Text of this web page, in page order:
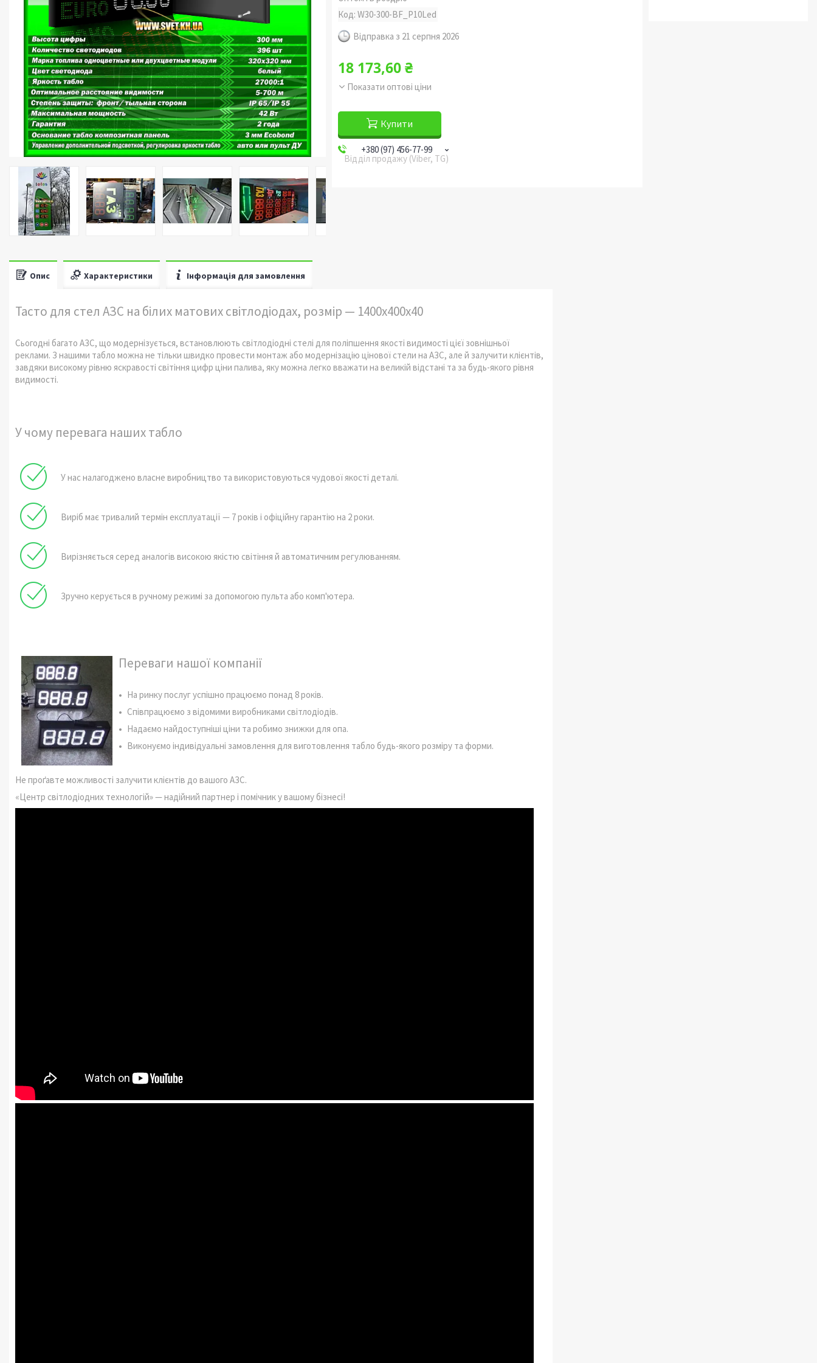
Код:W30-300-BF_P10Led
Відправка з 21 серпня 2026
18 173,60 ₴
Показати оптові ціни
Купити
+380 (97) 456-77-99
Відділ продажу (Viber, TG)
Опис Характеристики Інформація для замовлення
Тасто для стел АЗС на білих матових світлодіодах, розмір — 1400x400x40
Сьогодні багато АЗС, що модернізується, встановлюють світлодіодні стелі для поліпшення якості видимості цієї зовнішньої
реклами. З нашими табло можна не тільки швидко провести монтаж або модернізацію цінової стели на АЗС, але й залучити клієнтів,
завдяки високому рівню яскравості світіння цифр ціни палива, яку можна легко вважати на великій відстані та за будь-якого рівня
видимості.
У чому перевага наших табло
У нас налагоджено власне виробництво та використовуються чудової якості деталі.
Виріб має тривалий термін експлуатації — 7 років і офіційну гарантію на 2 роки.
Вирізняється серед аналогів високою якістю світіння й автоматичним регулюванням.
Зручно керується в ручному режимі за допомогою пульта або комп'ютера.
Переваги нашої компанії
На ринку послуг успішно працюємо понад 8 років.
Співпрацюємо з відомими виробниками світлодіодів.
Надаємо найдоступніші ціни та робимо знижки для опа.
Виконуємо індивідуальні замовлення для виготовлення табло будь-якого розміру та форми.
Не проґавте можливості залучити клієнтів до вашого АЗС.
«Центр світлодіодних технологій» — надійний партнер і помічник у вашому бізнесі!